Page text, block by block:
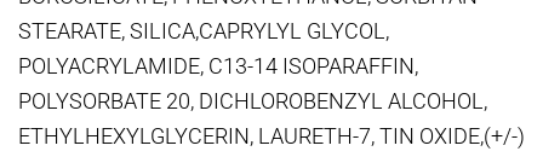
STEARATE, SILICA,CAPRYLYL GLYCOL,
POLYACRYLAMIDE, C13-14 ISOPARAFFIN,
POLYSORBATE 20, DICHLOROBENZYL ALCOHOL,
ETHYLHEXYLGLYCERIN, LAURETH-7, TIN OXIDE,(+/-)